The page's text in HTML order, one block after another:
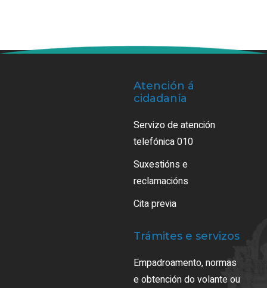
Atención á
cidadanía
Servizo de atención
telefónica 010
Suxestións e
reclamacións
Cita previa
Trámites e servizos
Empadroamento, normas
e obtención do volante ou